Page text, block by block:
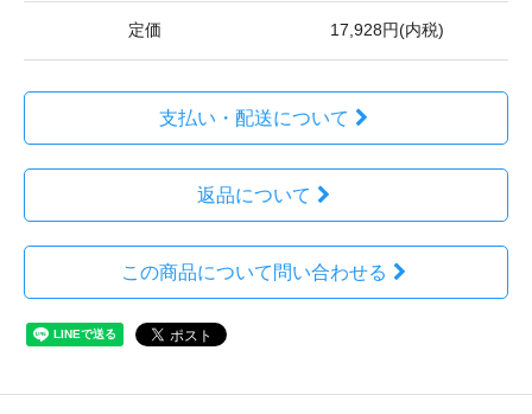
定価 17,928円(内税)
支払い・配送について
返品について
この商品について問い合わせる